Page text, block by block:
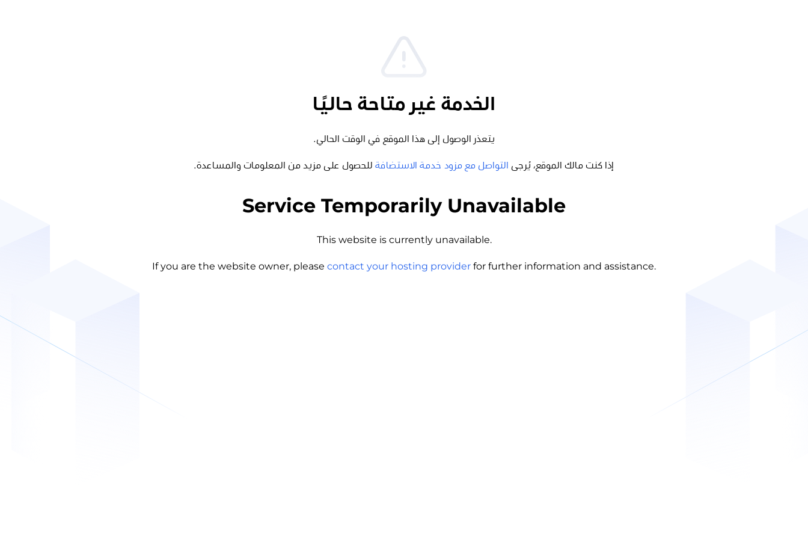
الخدمة غير متاحة حاليًا
يتعذر الوصول إلى هذا الموقع في الوقت الحالي.
إذا كنت مالك الموقع، يُرجى التواصل مع مزود خدمة الاستضافة للحصول على مزيد من المعلومات والمساعدة.
Service Temporarily Unavailable
This website is currently unavailable.
If you are the website owner, please contact your hosting provider for further information and assistance.